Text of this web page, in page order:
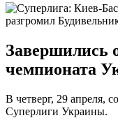
Завершились
чемпионата
В четверг, 29 апреля,
Суперлиги Украины.